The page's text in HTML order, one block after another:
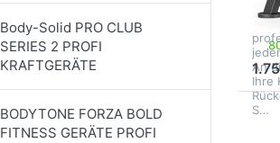
Body-Solid PRO CLUB
SERIES 2 PROFI
KRAFTGERÄTE
BODYTONE FORZA BOLD
FITNESS GERÄTE PROFI
An
Ihre
S…